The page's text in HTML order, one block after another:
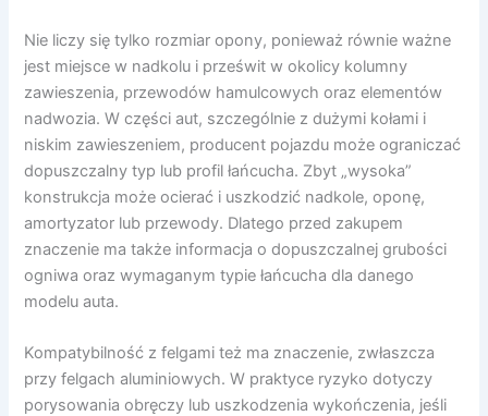
Nie liczy się tylko rozmiar opony, ponieważ równie ważne
jest miejsce w nadkolu i prześwit w okolicy kolumny
zawieszenia, przewodów hamulcowych oraz elementów
nadwozia. W części aut, szczególnie z dużymi kołami i
niskim zawieszeniem, producent pojazdu może ograniczać
dopuszczalny typ lub profil łańcucha. Zbyt „wysoka”
konstrukcja może ocierać i uszkodzić nadkole, oponę,
amortyzator lub przewody. Dlatego przed zakupem
znaczenie ma także informacja o dopuszczalnej grubości
ogniwa oraz wymaganym typie łańcucha dla danego
modelu auta.
Kompatybilność z felgami też ma znaczenie, zwłaszcza
przy felgach aluminiowych. W praktyce ryzyko dotyczy
porysowania obręczy lub uszkodzenia wykończenia, jeśli